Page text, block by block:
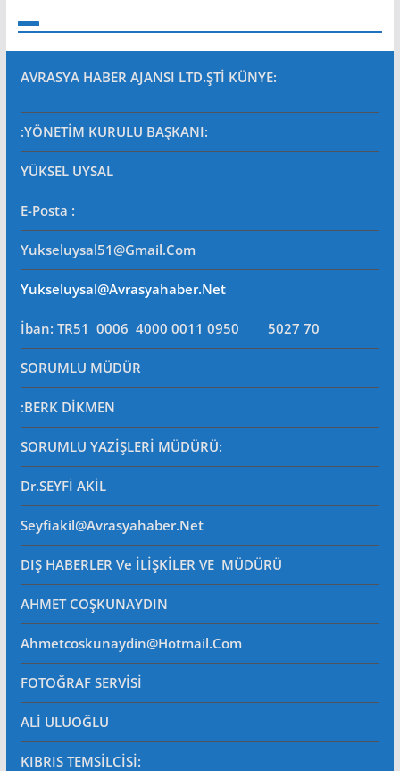
AVRASYA HABER AJANSI LTD.ŞTİ KÜNYE:
:YÖNETİM KURULU BAŞKANI:
YÜKSEL UYSAL
E-Posta :
Yukseluysal51@gmail.com
Yukseluysal@avrasyahaber.net
İban: TR51 0006 4000 0011 0950 5027 70
SORUMLU MÜDÜR
:BERK DİKMEN
SORUMLU YAZİŞLERİ MÜDÜRÜ:
Dr.SEYFİ AKİL
Seyfiakil@avrasyahaber.net
DIŞ HABERLER Ve İLİŞKİLER VE MÜDÜRÜ
AHMET COŞKUNAYDIN
Ahmetcoskunaydin@hotmail.com
FOTOĞRAF SERVİSİ
ALİ ULUOĞLU
KIBRIS TEMSİLCİSİ: